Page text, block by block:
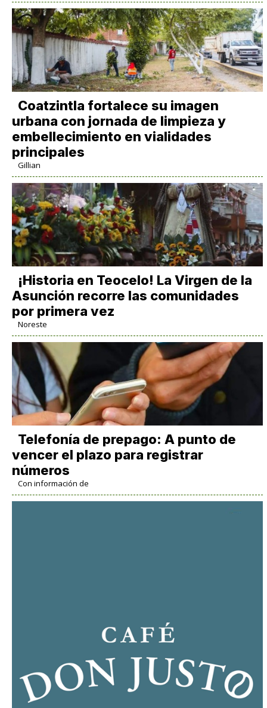
Coatzintla fortalece su imagen
urbana con jornada de limpieza y
embellecimiento en vialidades
principales
Gillian
​¡Historia en Teocelo! La Virgen de la
Asunción recorre las comunidades
por primera vez
Noreste
Telefonía de prepago: A punto de
vencer el plazo para registrar
números
Con información de